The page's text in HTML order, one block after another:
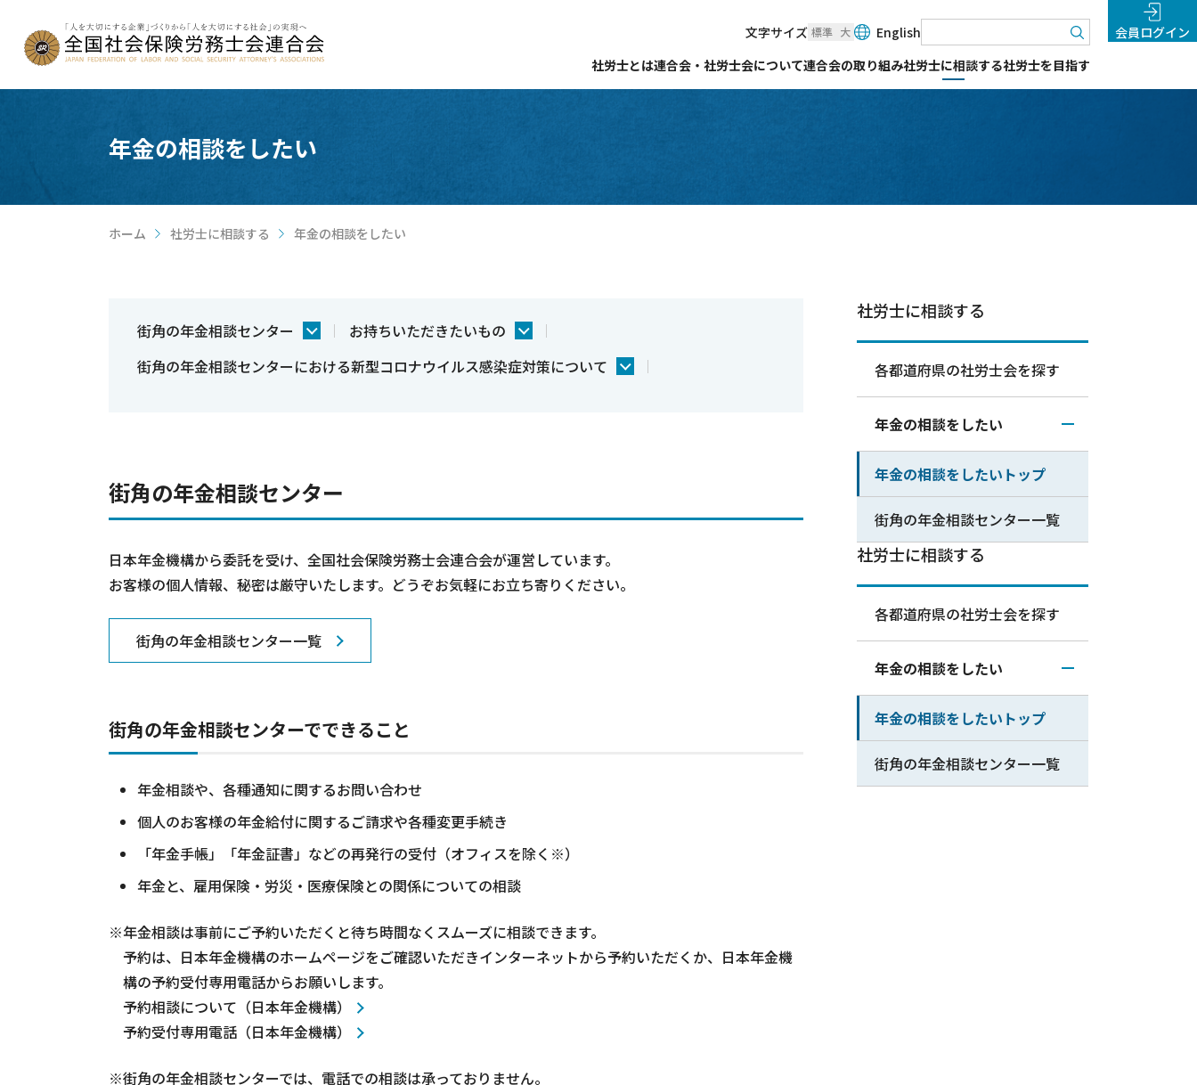
会員ログイン
文字サイズ 標準 大 English 検索
社労士とは連合会・社労士会について連合会の取り組み社労士に相談する社労士を目指す
年金の相談をしたい
ホーム >
社労士に相談する >
年金の相談をしたい
街角の年金相談センター
お持ちいただきたいもの
街角の年金相談センターにおける新型コロナウイルス感染症対策について
街角の年金相談センター
日本年金機構から委託を受け、全国社会保険労務士会連合会が運営しています。
お客様の個人情報、秘密は厳守いたします。どうぞお気軽にお立ち寄りください。
街角の年金相談センター一覧
街角の年金相談センターでできること
年金相談や、各種通知に関するお問い合わせ
個人のお客様の年金給付に関するご請求や各種変更手続き
「年金手帳」「年金証書」などの再発行の受付（オフィスを除く※）
年金と、雇用保険・労災・医療保険との関係についての相談
※年金相談は事前にご予約いただくと待ち時間なくスムーズに相談できます。
予約は、日本年金機構のホームページをご確認いただきインターネットから予約いただくか、日本年金機
構の予約受付専用電話からお願いします。
予約相談について（日本年金機構）
予約受付専用電話（日本年金機構）
※街角の年金相談センターでは、電話での相談は承っておりません。
社労士に相談する
各都道府県の社労士会を探す
年金の相談をしたい
年金の相談をしたいトップ
街角の年金相談センター一覧
社労士に相談する
各都道府県の社労士会を探す
年金の相談をしたい
年金の相談をしたいトップ
街角の年金相談センター一覧